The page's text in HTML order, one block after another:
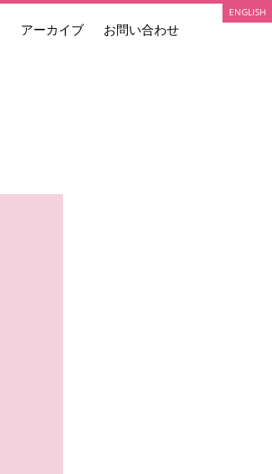
アーカイブ お問い合わせ
ENGLISH